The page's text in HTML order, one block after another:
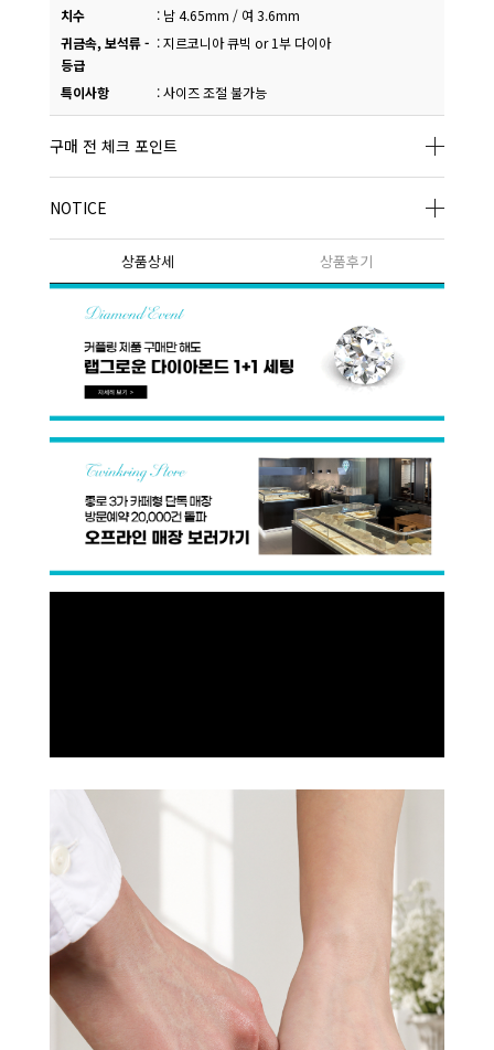
치수
: 남 4.65mm / 여 3.6mm
귀금속, 보석류 -
등급
:지르코니아 큐빅 or 1부 다이아
특이사항 :사이즈 조절 불가능
구매 전 체크 포인트
NOTICE
상품상세 상품후기